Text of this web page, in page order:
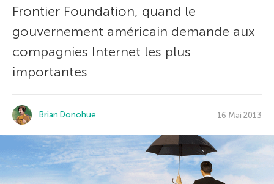
Frontier Foundation, quand le
gouvernement américain demande aux
compagnies Internet les plus
importantes
Brian Donohue 16 Mai 2013